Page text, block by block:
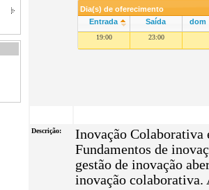
Dia(s) de oferecimento
Entrada
Saída dom
19:00 23:00
Descrição:
Inovação Colaborativa
Fundamentos de
gestão de inovação
inovação colaborativa.